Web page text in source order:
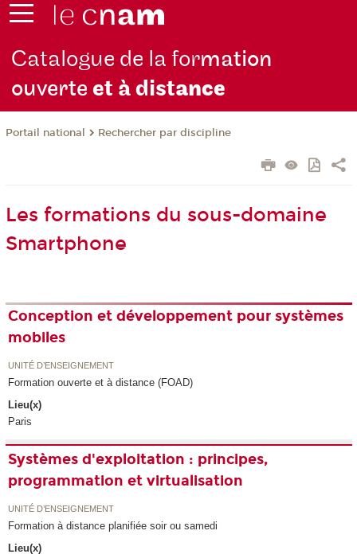
Catalogue de la formation
ouverteet à distance
Portail national Rechercher par discipline
Les formations du sous-domaine
Smartphone
Conception et développement pour systèmes
mobiles
UNITÉ D’ENSEIGNEMENT
Formation ouverte et à distance (FOAD)
Lieu(x)
Paris
Systèmes d'exploitation : principes,
programmation et virtualisation
UNITÉ D’ENSEIGNEMENT
Formation à distance planifiée soir ou samedi
Lieu(x)